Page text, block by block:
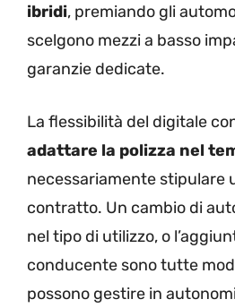
ibridi, premiando gli
scelgono mezzi a basso
garanzie dedicate.
La flessibilità del digitale
adattare la polizza nel
necessariamente stipulare
contratto. Un cambio di
nel tipo di utilizzo, o
conducente sono tutte
possono gestire in